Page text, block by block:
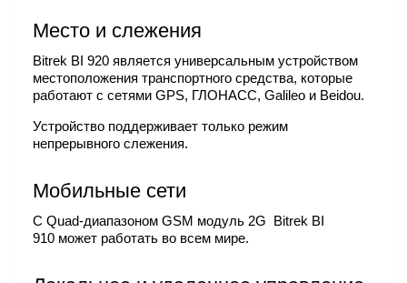
Место и слежения
Bitrek BI 920 является универсальным устройством
местоположения транспортного средства, которые
работают с сетями GPS, ГЛОНАСС, Galileo и Beidou.
Устройство поддерживает только режим
непрерывного слежения.
Мобильные сети
С Quad-диапазоном GSM модуль 2G Bitrek BI
910 может работать во всем мире.